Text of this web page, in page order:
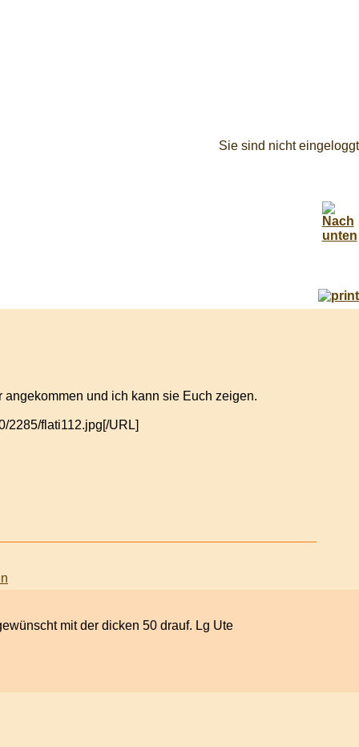
Sie sind nicht eingeloggt
und ich kann sie Euch zeigen.
[/URL]
mit der dicken 50 drauf. Lg Ute